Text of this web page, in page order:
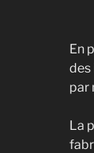
En
des
par
La